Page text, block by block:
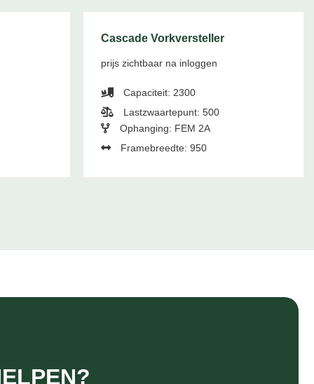
Cascade Vorkversteller
prijs zichtbaar na inloggen
Capaciteit: 2300
Lastzwaartepunt: 500
Ophanging: FEM 2A
Framebreedte: 950